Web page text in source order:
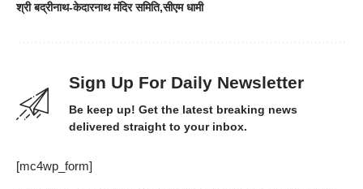
श्री बद्रीनाथ-केदारनाथ मंदिर समिति सीएम धामी
Sign Up For Daily Newsletter
Be keep up! Get the latest breaking news
delivered straight to your inbox.
[mc4wp_form]